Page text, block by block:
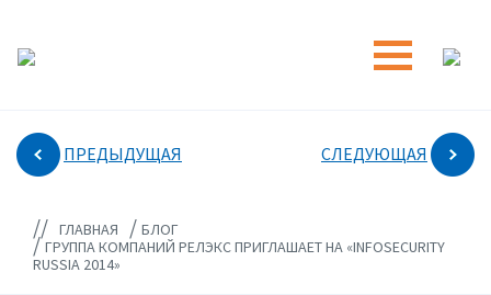
ПРЕДЫДУЩАЯ СЛЕДУЮЩАЯ
// ГЛАВНАЯ / БЛОГ
/ГРУППА КОМПАНИЙ РЕЛЭКС ПРИГЛАШАЕТ НА «INFOSECURITY
RUSSIA 2014»